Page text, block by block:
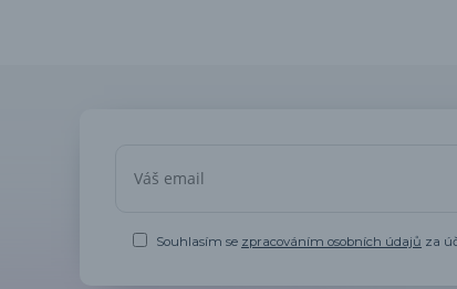
Souhlasím se zpracováním osobních údajů za